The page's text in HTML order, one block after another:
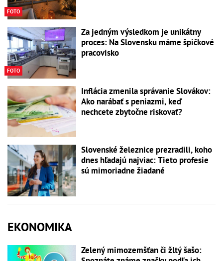
FOTO
FOTO
Za jedným výsledkom je unikátny
proces: Na Slovensku máme špičkové
pracovisko
Inflácia zmenila správanie Slovákov:
Ako narábať s peniazmi, keď
nechcete zbytočne riskovať?
Slovenské železnice prezradili, koho
dnes hľadajú najviac: Tieto profesie
sú mimoriadne žiadané
EKONOMIKA
Zelený mimozemšťan či žltý šašo: